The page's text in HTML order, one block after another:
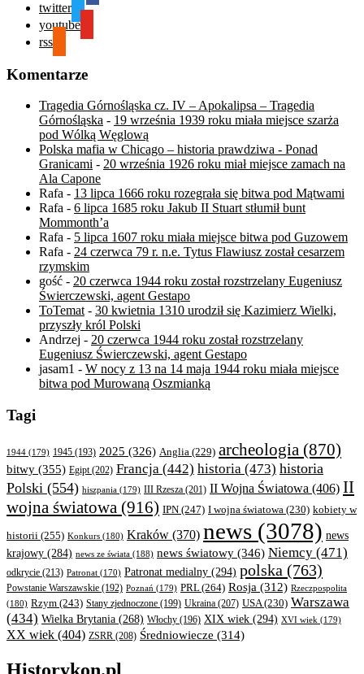
twitter
youtube
rss
Komentarze
Tragedia Górnośląska cz. IV – Apokalipsa – Tragedia
Górnośląska - 19 września 1939 roku miała miejsce szarża
pod Wólką Węglową
Polska mafia w Chicago – historia prawdziwa - Ponad
Granicami - 20 września 1926 roku miał miejsce zamach na
Ala Capone
Rafa - 13 lipca 1666 roku rozegrała się bitwa pod Mątwami
Rafa - 6 lipca 1685 roku Jakub II Stuart stłumił bunt
Mommonth’a
Rafa - 5 lipca 1607 roku miała miejsce bitwa pod Guzowem
Rafa - 24 czerwca 79 r. n.e. Tytus Flawiusz został cesarzem
rzymskim
gość - 20 czerwca 1944 roku został rozstrzelany Eugeniusz
Świerczewski, agent Gestapo
ToTemat- 30 kwietnia 1310 urodził się Kazimierz Wielki,
przyszły król Polski
Andrzej - 20 czerwca 1944 roku został rozstrzelany
Eugeniusz Świerczewski, agent Gestapo
jasam1 - W nocy z 13 na 14 maja 1944 roku miała miejsce
bitwa pod Murowaną Oszmianką
Tagi
1944 (179) 1945 (193) 2025 (326) Anglia (229) archeologia (870)
bitwy (355) Egipt(202) Francja (442) historia (473) historia
Polski (554) hiszpania (179) III Rzesza (201) II Wojna Światowa (406) II
wojna światowa (916) IPN (247) I wojna światowa (230) kobiety w
historii (255) Konkurs (180) Kraków (370) news (3078) news
krajowy (284) news ze świata (188) news światowy (346) Niemcy (471)
odkrycie (213) Patronat (170) Patronat medialny (294) polska (763)
Powstanie Warszawskie (192) Poznań (179) PRL(264) Rosja (312) Rzeczpospolita
(180) Rzym (243) Stany zjednoczone (199) Ukraina (207) USA(230) Warszawa
(434) Wielka Brytania (268) Włochy (196) XIX wiek (294) XVI wiek (179)
XX wiek (404) ZSRR (208) Średniowiecze (314)
Historykon.pl